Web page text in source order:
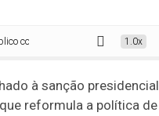
vai à sanção presidencial
1.0x
à sanção
reformula a política de